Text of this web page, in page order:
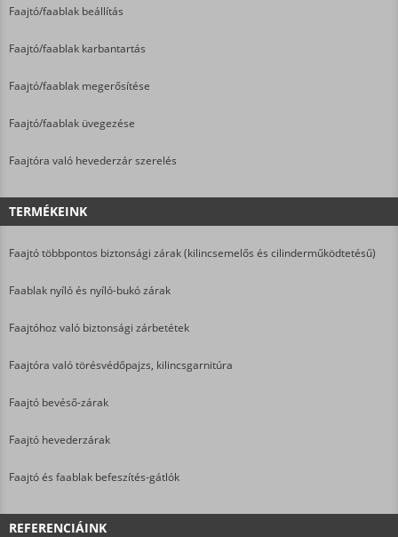
Faajtó/faablak beállítás
Faajtó/faablak karbantartás
Faajtó/faablak megerősítése
Faajtó/faablak üvegezése
Faajtóra való hevederzár szerelés
TERMÉKEINK
Faajtó többpontos biztonsági zárak (kilincsemelős és cilinderműködtetésű)
Faablak nyíló és nyíló-bukó zárak
Faajtóhoz való biztonsági zárbetétek
Faajtóra való törésvédőpajzs, kilincsgarnitúra
Faajtó bevéső-zárak
Faajtó hevederzárak
Faajtó és faablak befeszítés-gátlók
REFERENCIÁINK